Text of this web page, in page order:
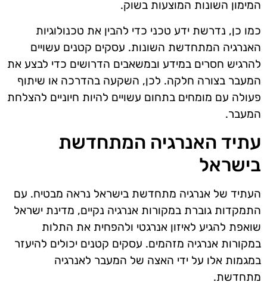
המימון השונות המוצעות בשוק.
כמו כן, נדרשת ידע טכני כדי להבין את טכנולוגיות
האנרגיה המתחדשת השונות. עסקים קטנים עשויים
להרגיש חסרים במידע ובמשאבים הדרושים כדי לבצע את
המעבר בצורה חלקה. לכן, השקעה בהדרכה או שיתוף
פעולה עם מומחים בתחום עשויים להיות חיוניים להצלחת
המעבר.
עתיד האנרגיה המתחדשת
בישראל
העתיד של אנרגיה מתחדשת בישראל נראה מבטיח. עם
התמקדות גוברת במקורות אנרגיה נקיים, מדינת ישראל
שואפת להגיע לאיזון אנרגטי ולהפחית את התלות
במקורות אנרגיה מזהמים. עסקים קטנים יכולים להיעזר
במגמות אלו על ידי האצה של המעבר לאנרגיה
מתחדשת.